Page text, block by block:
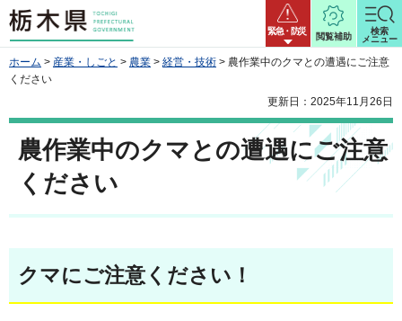
栃木県 緊急・防災
閲覧補助
検索
メニュー
ホーム > 産業・しごと > 農業 > 経営・技術 > 農作業中のクマとの遭遇にご注意
ください
更新日：2025年11月26日
農作業中のクマとの遭遇にご注意
ください
クマにご注意ください！